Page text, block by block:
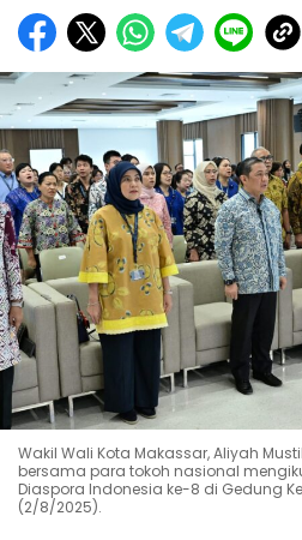
Wakil Wali Kota Makassar, Aliyah
bersama para tokoh nasional
Diaspora Indonesia ke-8 di Gedung
(2/8/2025).